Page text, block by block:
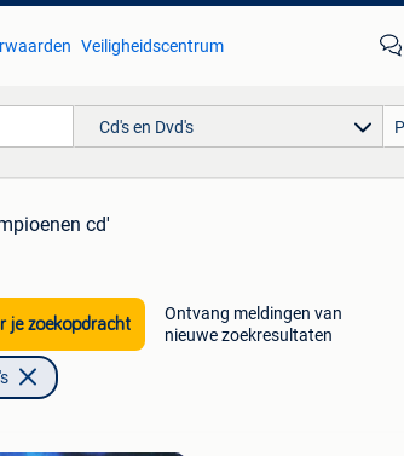
Veiligheidscentrum
Cd's en Dvd's
cd'
je zoekopdracht
Ontvang meldingen van
nieuwe zoekresultaten